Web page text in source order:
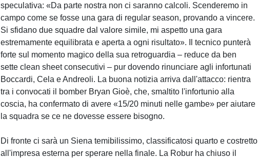
speculativa: «Da parte nostra non ci saranno calcoli. Scenderemo in
campo come se fosse una gara di regular season, provando a vincere.
Si sfidano due squadre dal valore simile, mi aspetto una gara
estremamente equilibrata e aperta a ogni risultato». Il tecnico punterà
forte sul momento magico della sua retroguardia – reduce da ben
sette clean sheet consecutivi – pur dovendo rinunciare agli infortunati
Boccardi, Cela e Andreoli. La buona notizia arriva dall'attacco: rientra
tra i convocati il bomber Bryan Gioè, che, smaltito l'infortunio alla
coscia, ha confermato di avere «15/20 minuti nelle gambe» per aiutare
la squadra se ce ne dovesse essere bisogno.
Di fronte ci sarà un Siena temibilissimo, classificatosi quarto e costretto
all'impresa esterna per sperare nella finale. La Robur ha chiuso il